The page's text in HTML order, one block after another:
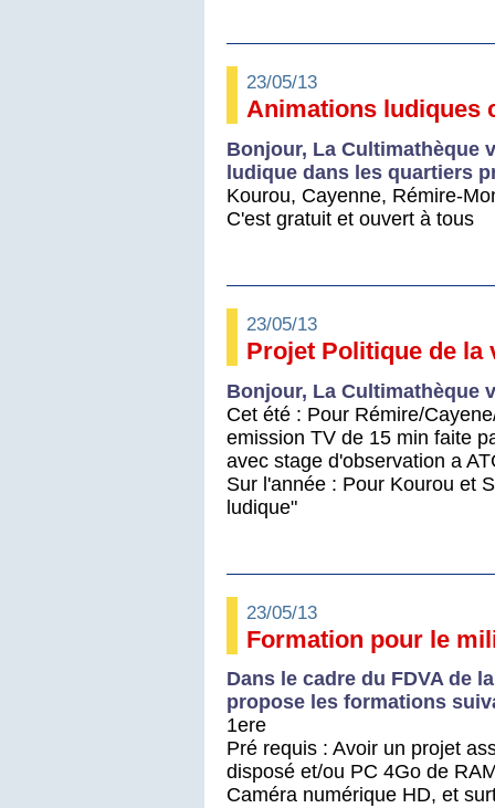
23/05/13
Animations ludiques
Bonjour, La Cultimathèque
ludique dans les quartiers
Kourou, Cayenne, Rémire-
C'est gratuit et ouvert à tous
23/05/13
Projet Politique de la
Bonjour, La Cultimathèque
Cet été : Pour Rémire/
emission TV de 15 min faite
avec stage d'observation a
Sur l'année : Pour Kourou et
ludique"
23/05/13
Formation pour le
Dans le cadre du FDVA de
propose les formations
1ere
Pré requis : Avoir un projet
disposé et/ou PC 4Go de
Caméra numérique HD, et